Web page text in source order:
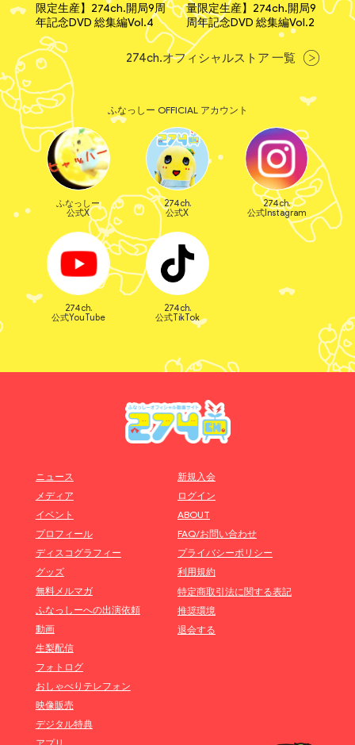
限定生産】274ch.開局9周
年記念DVD 総集編Vol.4
量限定生産】274ch.開局9
周年記念DVD 総集編Vol.2
274ch.オフィシャルストア 一覧
ふなっしー OFFICIAL アカウント
ふなっしー
公式X
274ch.
公式X
274ch.
公式Instagram
274ch.
公式YouTube
274ch.
公式TikTok
ニュース
メディア
イベント
プロフィール
ディスコグラフィー
グッズ
無料メルマガ
ふなっしーへの出演依頼
動画
生梨配信
フォトログ
おしゃべりテレフォン
映像販売
デジタル特典
新規入会
ログイン
ABOUT
FAQ/お問い合わせ
プライバシーポリシー
利用規約
特定商取引法に関する表記
推奨環境
退会する